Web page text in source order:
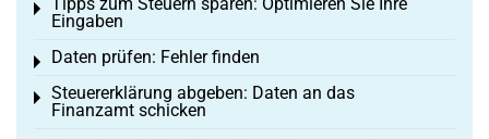
Eingaben
Toggle menu
Daten prüfen: Fehler finden
Toggle menu
Steuererklärung abgeben: Daten an das
Finanzamt schicken
Toggle menu